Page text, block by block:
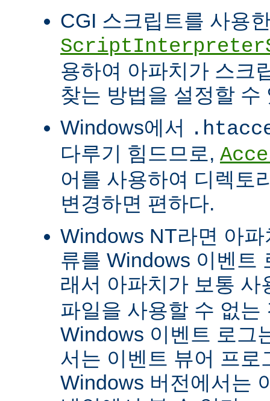
CGI 스크립트를 사용
용하여 아파치가 스크
찾는 방법을 설정할 수
Windows에서
다루기 힘드므로,
어를 사용하여 디렉토
변경하면 편하다.
Windows NT라면 아
류를 Windows 이벤트
래서 아파치가 보통
파일을 사용할 수 없는
Windows 이벤트 로그
서는 이벤트 뷰어 프로
Windows 버전에서는